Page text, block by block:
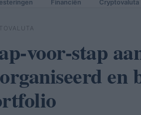
Financiën Cryptovaluta
voor-stap